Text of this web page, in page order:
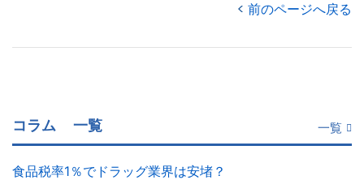
前のページへ戻る
コラム 一覧 一覧
食品税率1％でドラッグ業界は安堵？